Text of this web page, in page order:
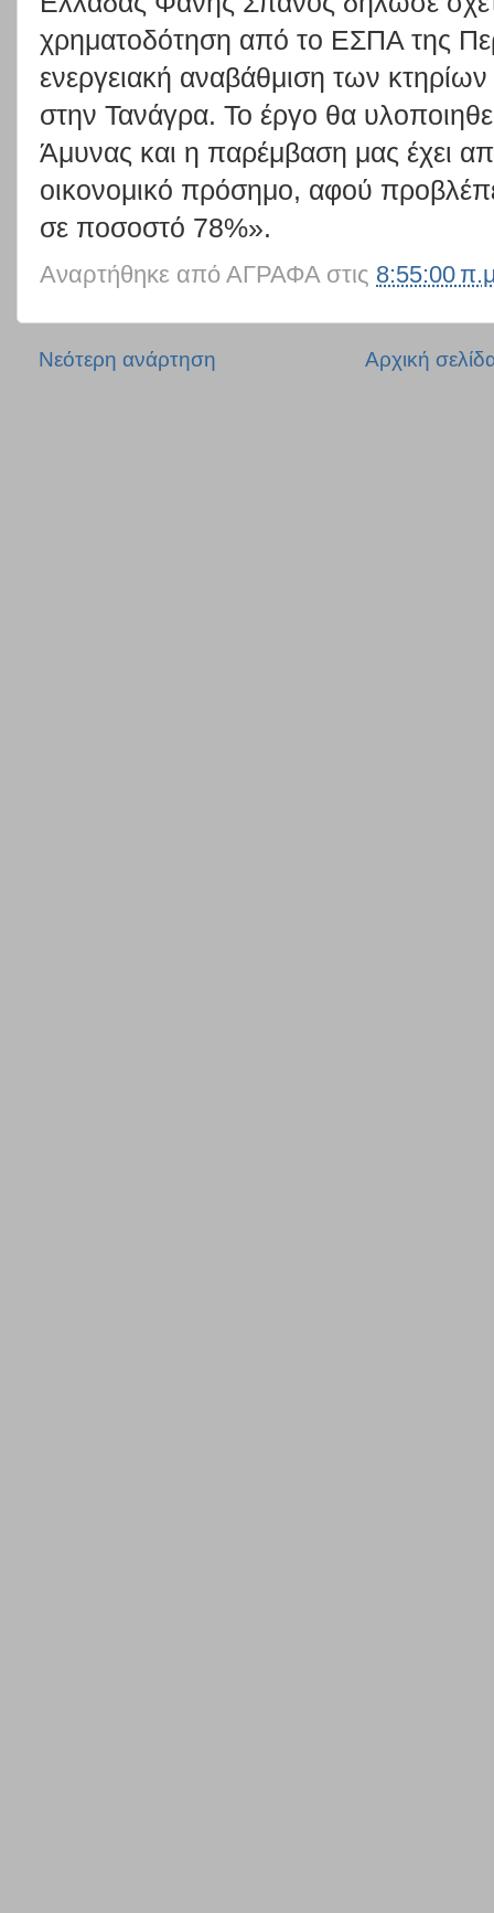
χρηματοδότηση από το ΕΣΠΑ της
ενεργειακή αναβάθμιση των
στην Τανάγρα. Το έργο θα
Άμυνας και η παρέμβαση μας έχει
οικονομικό πρόσημο, αφού
σε ποσοστό 78%».
Αναρτήθηκε από ΑΓΡΑΦΑ στις 8:55:00
Νεότερη ανάρτηση Αρχική